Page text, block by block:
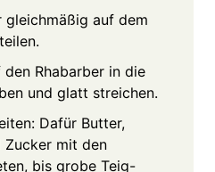
gleichmäßig auf dem
den Rhabarber in die
und glatt streichen.
Dafür Butter,
Zucker mit den
bis grobe Teig-